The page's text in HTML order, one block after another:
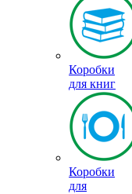
Коробки
для книг
Коробки
для